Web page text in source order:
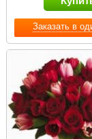
Заказать в